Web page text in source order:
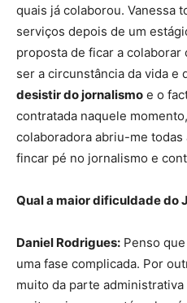
quais já colaborou. Vanessa
serviços depois de um
proposta de ficar a colaborar
ser a circunstância da vida e
desistir do jornalismo e o
contratada naquele
colaboradora abriu-me
fincar pé no jornalismo e
Qual a maior dificuldade do
Daniel Rodrigues: Penso
uma fase complicada. Por
muito da parte